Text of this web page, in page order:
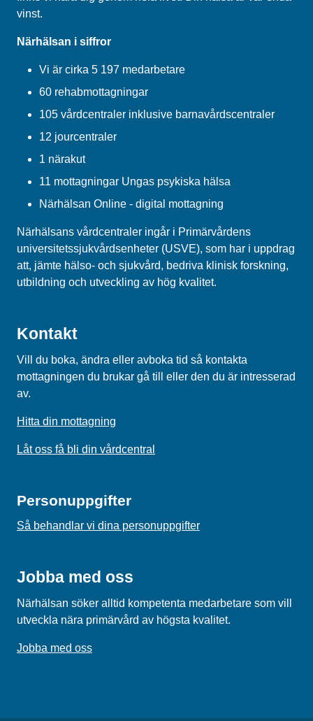
vinst.
Närhälsan i siffror
Vi är cirka 5 197 medarbetare
60 rehabmottagningar
105 vårdcentraler inklusive barnavårdscentraler
12 jourcentraler
1 närakut
11 mottagningar Ungas psykiska hälsa
Närhälsan Online - digital mottagning
Närhälsans vårdcentraler ingår i Primärvårdens
universitetssjukvårdsenheter (USVE), som har i uppdrag
att, jämte hälso- och sjukvård, bedriva klinisk forskning,
utbildning och utveckling av hög kvalitet.
Kontakt
Vill du boka, ändra eller avboka tid så kontakta
mottagningen du brukar gå till eller den du är intresserad
av.
Hitta din mottagning
Låt oss få bli din vårdcentral
Personuppgifter
Så behandlar vi dina personuppgifter
Jobba med oss
Närhälsan söker alltid kompetenta medarbetare som vill
utveckla nära primärvård av högsta kvalitet.
Jobba med oss